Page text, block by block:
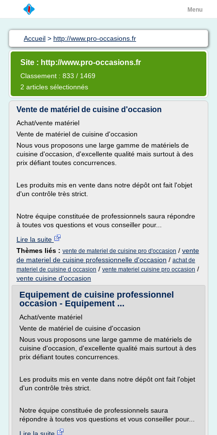
Menu
Accueil > http://www.pro-occasions.fr
Site : http://www.pro-occasions.fr
Classement : 833 / 1469
2 articles sélectionnés
Vente de matériel de cuisine d'occasion
Achat/vente matériel
Vente de matériel de cuisine d'occasion
Nous vous proposons une large gamme de matériels de
cuisine d'occasion, d'excellente qualité mais surtout à des
prix défiant toutes concurrences.
Les produits mis en vente dans notre dépôt ont fait l'objet
d'un contrôle très strict.
Notre équipe constituée de professionnels saura répondre
à toutes vos questions et vous conseiller pour...
Lire la suite
Thèmes liés : vente de materiel de cuisine pro d'occasion / vente
de materiel de cuisine professionnelle d'occasion / achat de
materiel de cuisine d occasion / vente materiel cuisine pro occasion /
vente cuisine d'occasion
Equipement de cuisine professionnel
occasion - Equipement ...
Achat/vente matériel
Vente de matériel de cuisine d'occasion
Nous vous proposons une large gamme de matériels de
cuisine d'occasion, d'excellente qualité mais surtout à des
prix défiant toutes concurrences.
Les produits mis en vente dans notre dépôt ont fait l'objet
d'un contrôle très strict.
Notre équipe constituée de professionnels saura
répondre à toutes vos questions et vous conseiller pour...